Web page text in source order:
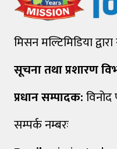
मिसन मल्टिमिडिया
सूचना तथा प्रशारण
प्रधान सम्पादक:
सम्पर्क नम्बरः